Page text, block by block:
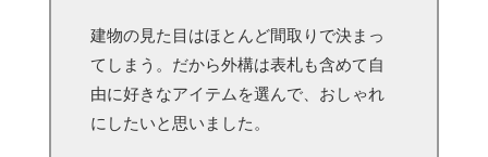
建物の見た目はほとんど間取りで決まっ
てしまう。だから外構は表札も含めて自
由に好きなアイテムを選んで、おしゃれ
にしたいと思いました。